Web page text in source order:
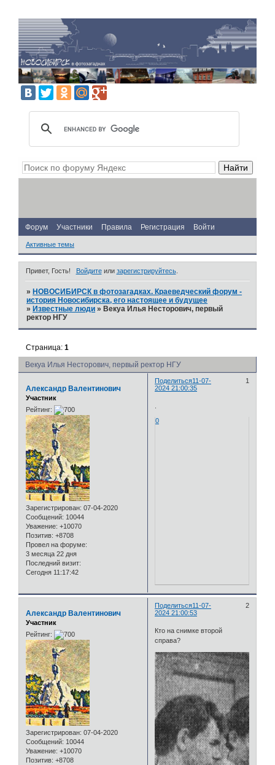
Форум Участники Правила Регистрация Войти
Активные темы
Привет, Гость! Войдитеили зарегистрируйтесь.
» НОВОСИБИРСК в фотозагадках. Краеведческий форум -
история Новосибирска, его настоящее и будущее
» Известные люди » Векуа Илья Несторович, первый
ректор НГУ
Векуа Илья Несторович, первый ректор НГУ
Страница:1
Поделиться 1
11-07-
2024 21:00:35
Александр Валентинович
Участник
Рейтинг:
Зарегистрирован: 07-04-2020
Сообщений: 10044
Уважение: +10070
Позитив: +8708
Провел на форуме:
3 месяца 22 дня
Последний визит:
Сегодня 11:17:42
0
Поделиться 2
11-07-
2024 21:00:53
Александр Валентинович
Участник
Рейтинг:
Зарегистрирован: 07-04-2020
Сообщений: 10044
Уважение: +10070
Позитив: +8708
Кто на снимке второй
справа?